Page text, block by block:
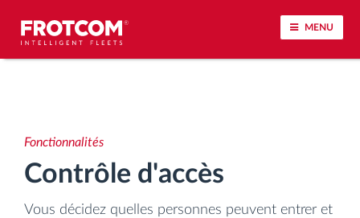
MENU
Contrôle des temps de conduite
Fonctionnalités
Contrôle d'accès
Vous décidez quelles personnes peuvent entrer et